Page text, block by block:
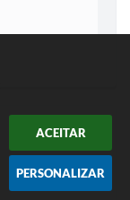
ACEITAR
PERSONALIZAR